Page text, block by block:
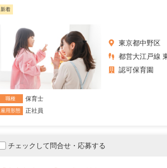
新着
東京都中野区
都営大江戸線
認可保育園
職種 保育士
雇用形態 正社員
チェックして問合せ・応募する